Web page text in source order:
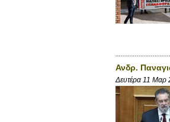
Ανδρ.
Δευτέρα 11 Μαρ